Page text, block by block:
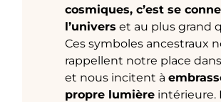
cosmiques, c’est se
l’univers et au plus grand
Ces symboles ancestraux
rappellent notre place
et nous incitent à
propre lumière intérieure.